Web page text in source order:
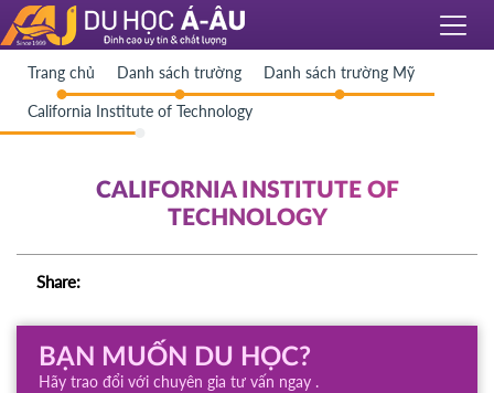
Trang chủ Danh sách trường Danh sách trường Mỹ
California Institute of Technology
CALIFORNIA INSTITUTE OF
TECHNOLOGY
Share:
BẠN MUỐN DU HỌC?
Hãy trao đổi với chuyên gia tư vấn ngay .